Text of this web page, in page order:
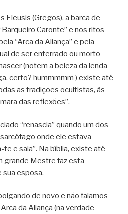
Eleusis (Gregos), a barca de
Caronte” e nos ritos
“Arca da Aliança” e pela
de ser enterrado ou morto
(notem a beleza da lenda
certo? hummmmm ) existe até
as tradições ocultistas, às
das reflexões”.
“renascia” quando um dos
onde ele estava
te e saia”. Na bíblia, existe até
grande Mestre faz esta
sua esposa.
de novo e não falamos
da Aliança (na verdade